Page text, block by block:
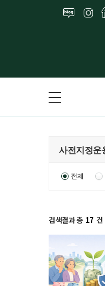
전체
검색결과 총 17 건